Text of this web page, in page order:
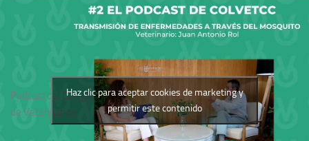
Podcast del Colegio
de Veterinarios
Haz clic para aceptar cookies de marketing y
permitir este contenido